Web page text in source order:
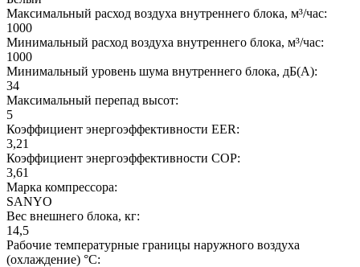
Максимальный расход воздуха внутреннего блока, м³/час:
1000
Минимальный расход воздуха внутреннего блока, м³/час:
1000
Минимальный уровень шума внутреннего блока, дБ(А):
34
Максимальный перепад высот:
5
Коэффициент энергоэффективности EER:
3,21
Коэффициент энергоэффективности COP:
3,61
Марка компрессора:
SANYO
Вес внешнего блока, кг:
14,5
Рабочие температурные границы наружного воздуха
(охлаждение) °C: